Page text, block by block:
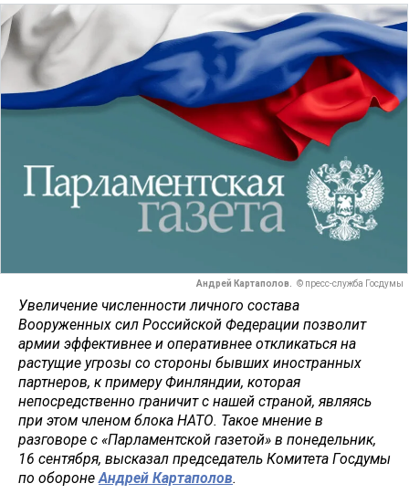
Андрей Картаполов. © пресс-служба Госдумы
Увеличение численности личного состава
Вооруженных сил Российской Федерации позволит
армии эффективнее и оперативнее откликаться на
растущие угрозы со стороны бывших иностранных
партнеров, к примеру Финляндии, которая
непосредственно граничит с нашей страной, являясь
при этом членом блока НАТО. Такое мнение в
разговоре с «Парламентской газетой» в понедельник,
16 сентября, высказал председатель Комитета Госдумы
по обороне Андрей Картаполов.